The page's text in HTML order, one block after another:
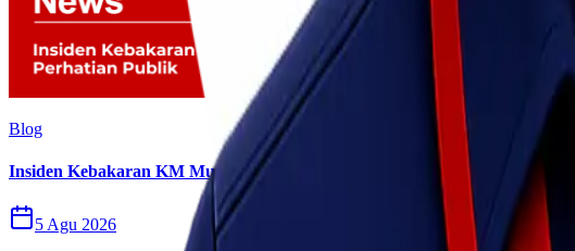
Blog
Insiden Kebakaran KM Mutiara Sentosa II Menjadi Perhatian Publik
5 Agu 2026